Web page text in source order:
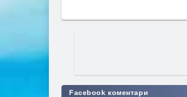
Facebook коментари